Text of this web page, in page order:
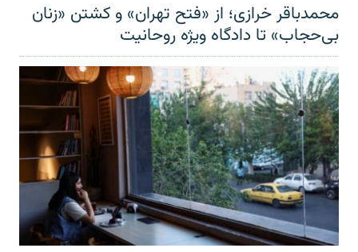
محمدباقر خرازی؛ از «فتح تهران» و کشتن «زنان
بی‌حجاب» تا دادگاه ویژه روحانیت